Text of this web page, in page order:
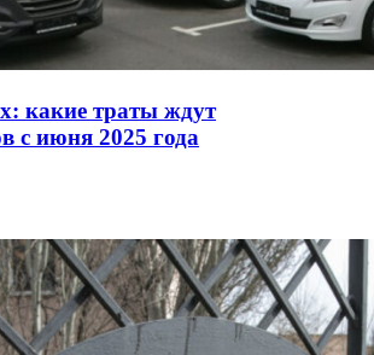
какие траты ждут
с июня 2025 года